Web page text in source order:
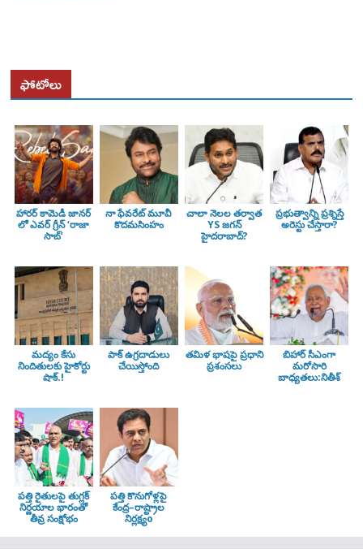
ఫోటోలు
హారర్ కామెడీ జానర్
లో ఎవర్ గ్రీన్ ‘రాజా
సాబ్’
నా ఫేవరేట్ మూవీ
కొదమసింహం
చాలా నెలల తర్వాత
YS జగన్
హైదరాబాద్?
ప్రభుత్వాన్ని ప్రశ్నిస్తే
అరెస్టు చేస్తారా?
మద్యం కేసు
నిందితులకు హైకోర్టు
షాక్.!
పాక్ ఉగ్రదాడులు
చేయిస్తోంది
తమిళ భాషపై ప్రధాని
ప్రశంసలు
బిహార్ సీఎంగా
మరోసారి
బాధ్యతలు:నితీశ్
పత్తి రైతులపై తుగ్లక్‌
నిర్ణయాల భారంతో
తీవ్ర సంక్షోభం
పత్తి కొనుగోళ్లపై
కేంద్ర–రాష్ట్రాల
నిర్లక్ష్యo